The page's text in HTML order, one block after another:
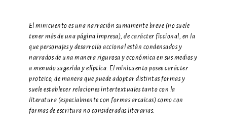
El minicuento es una narración sumamente breve (no suele
tener más de una página impresa), de carácter ficcional, en la
que personajes y desarrollo accional están condensados y
narrados de una manera rigurosa y económica en sus medios y
a menudo sugerida y elíptica. El minicuento posee carácter
proteico, de manera que puede adoptar distintas formas y
suele establecer relaciones intertextuales tanto con la
literatura (especialmente con formas arcaicas) como con
formas de escritura no consideradas literarias.